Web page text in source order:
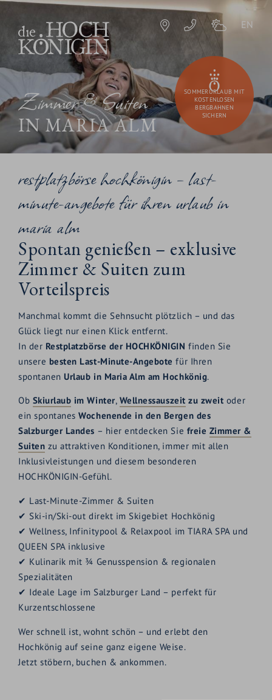
Zimmer & Suiten
IN MARIA ALM
EN
SOMMERURLAUB MIT
KOSTENLOSEN
BERGBAHNEN
SICHERN
restplatzbörse hochkönigin – last-
minute-angebote für ihren urlaub in
maria alm
Spontan genießen – exklusive
Zimmer & Suiten zum
Vorteilspreis
Manchmal kommt die Sehnsucht plötzlich – und das
Glück liegt nur einen Klick entfernt.
In der Restplatzbörse der HOCHKÖNIGIN finden Sie
unsere besten Last-Minute-Angebote für Ihren
spontanen Urlaub in Maria Alm am Hochkönig.
Ob Skiurlaub im Winter, Wellnessauszeit zu zweit oder
ein spontanesWochenende in den Bergen des
Salzburger Landes – hier entdecken Sie freie Zimmer &
Suiten zu attraktiven Konditionen, immer mit allen
Inklusivleistungen und diesem besonderen
HOCHKÖNIGIN-Gefühl.
✔ Last-Minute-Zimmer & Suiten
✔ Ski-in/Ski-out direkt im Skigebiet Hochkönig
✔ Wellness, Infinitypool & Relaxpool im TIARA SPA und
QUEEN SPA inklusive
✔ Kulinarik mit ¾ Genusspension & regionalen
Spezialitäten
✔ Ideale Lage im Salzburger Land – perfekt für
Kurzentschlossene
Wer schnell ist, wohnt schön – und erlebt den
Hochkönig auf seine ganz eigene Weise.
Jetzt stöbern, buchen & ankommen.